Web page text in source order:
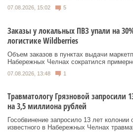
07.08.2026, 15:02 5
Заказы у локальных ПВЗ упали на
логистике Wildberries
Объем заказов в пунктах выдачи
Набережных Челнах сократился
07.08.2026, 13:48 1
Травматологу Грязновой запросили
на 3,5 миллиона рублей
Гособвинение запросило 13 лет
известного в Набережных Челнах